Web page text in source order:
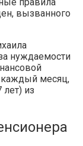
вызванного
нуждаемости
каждый месяц,
из